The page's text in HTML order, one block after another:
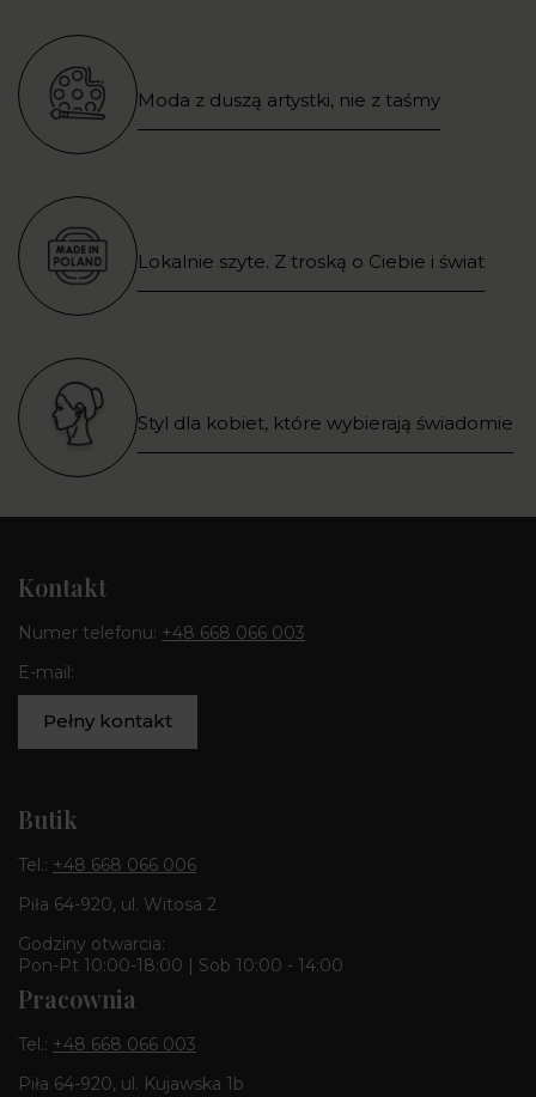
Moda z duszą artystki, nie z taśmy
Lokalnie szyte. Z troską o Ciebie i świat
Styl dla kobiet, które wybierają świadomie
Kontakt
Numer telefonu: +48 668 066 003
E-mail:
Pełny kontakt
Butik
Tel.: +48 668 066 006
Piła 64-920, ul. Witosa 2
Godziny otwarcia:
Pon-Pt 10:00-18:00 | Sob 10:00 - 14:00
Pracownia
Tel.: +48 668 066 003
Piła 64-920, ul. Kujawska 1b